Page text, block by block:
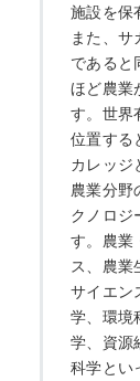
施設を保
また、
であると
ほど農業
す。世界
位置する
カレッジ
農業分野
クノロジ
す。農業
ス、農業
サイエン
学、環境
学、資源
科学とい